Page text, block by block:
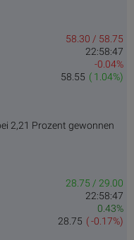
58.30 / 58.75
22:58:47
-0.04%
( 1.04%)
58.55
2,21 Prozent gewonnen
28.75 / 29.00
22:58:47
0.43%
( -0.17%)
28.75